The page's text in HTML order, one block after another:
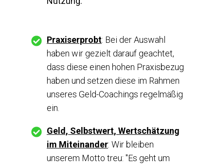
Praxiserprobt: Bei der Auswahl
haben wir gezielt darauf geachtet,
dass diese einen hohen Praxisbezug
haben und setzen diese im Rahmen
unseres Geld-Coachings regelmäßig
ein.
Geld, Selbstwert, Wertschätzung
im Miteinander: Wir bleiben
unserem Motto treu: "Es geht um